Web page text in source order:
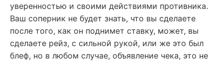
уверенностью и своими действиями противника.
Ваш соперник не будет знать, что вы сделаете
после того, как он поднимет ставку, может, вы
сделаете рейз, с сильной рукой, или же это был
блеф, но в любом случае, объявление чека, это не